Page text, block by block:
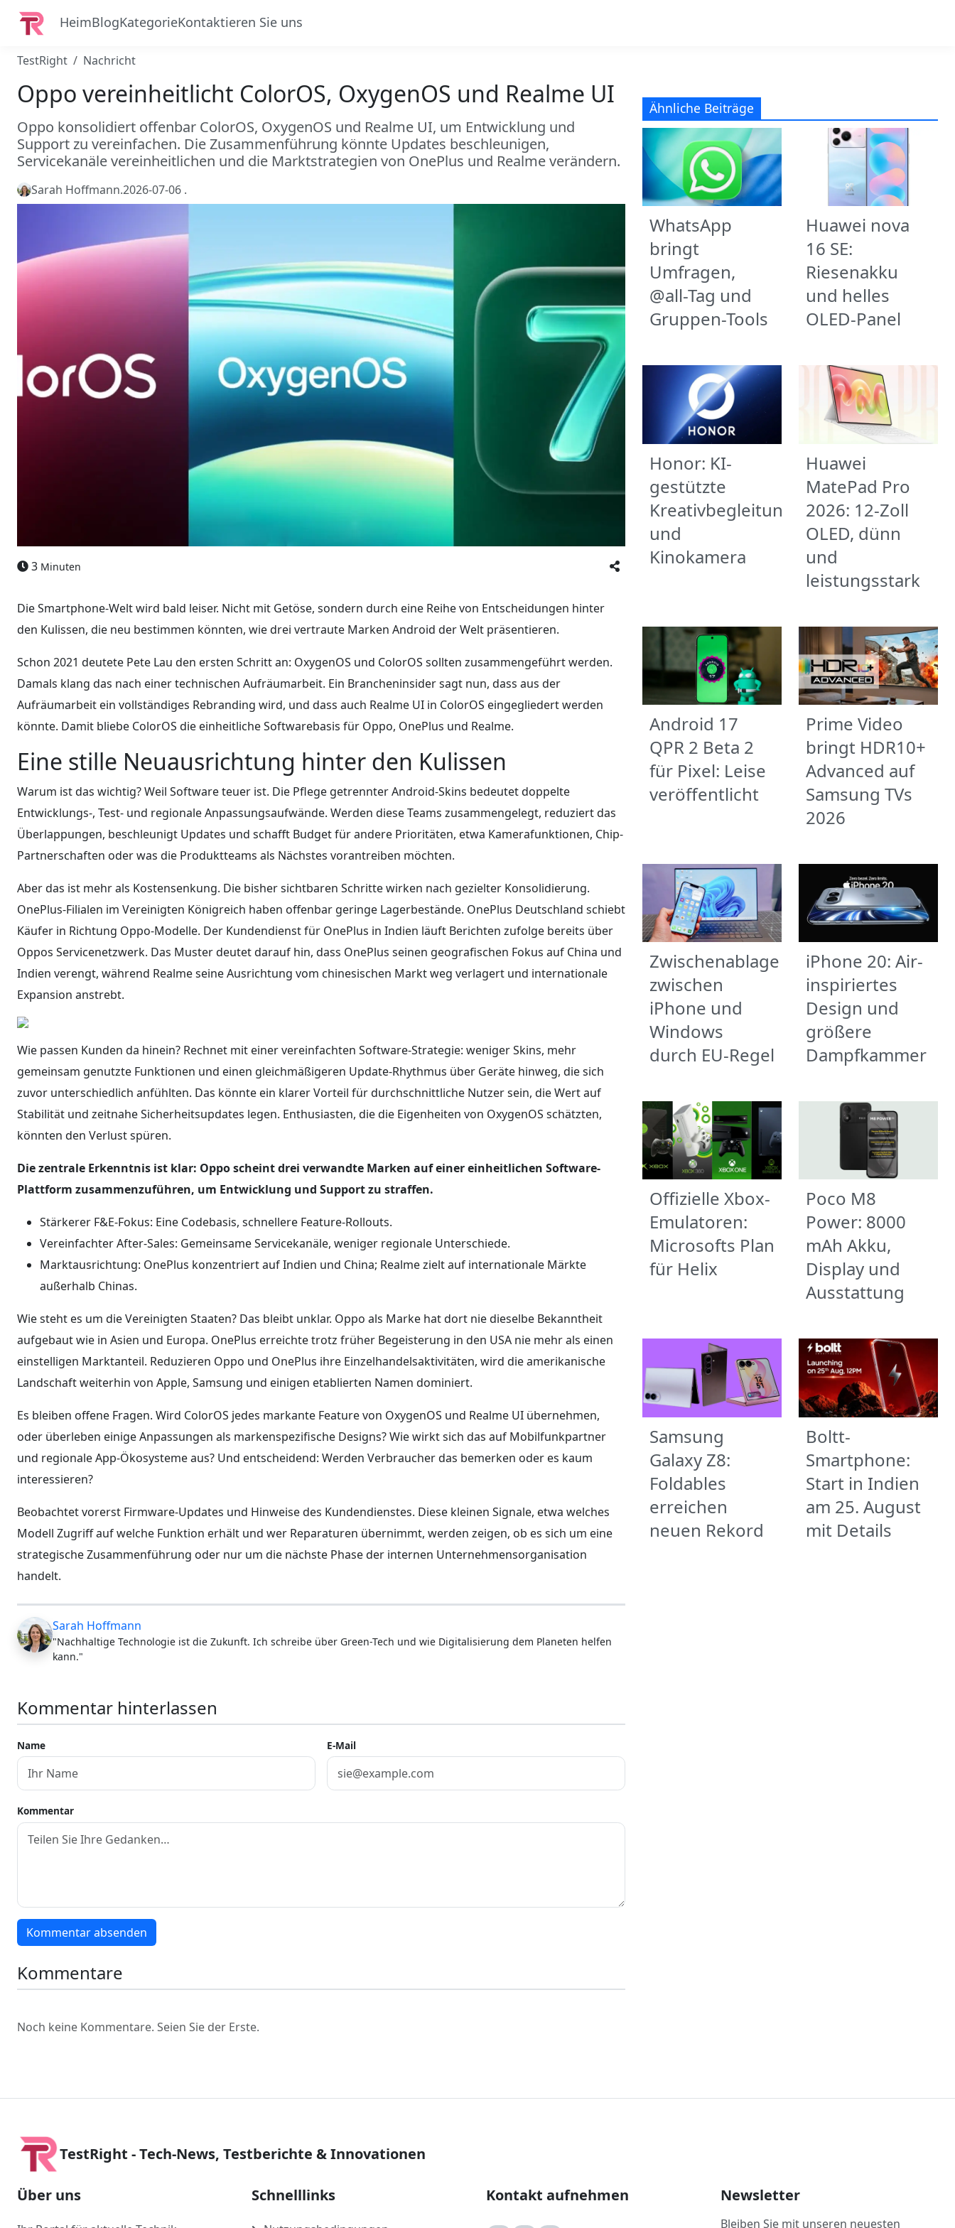
HeimBlogKategorieKontaktieren Sie uns
TestRight Nachricht
Oppo vereinheitlicht ColorOS, OxygenOS und Realme UI
Oppo konsolidiert offenbar ColorOS, OxygenOS und Realme UI, um Entwicklung und
Support zu vereinfachen. Die Zusammenführung könnte Updates beschleunigen,
Servicekanäle vereinheitlichen und die Marktstrategien von OnePlus und Realme verändern.
Sarah Hoffmann.2026-07-06 .
3 Minuten
Die Smartphone-Welt wird bald leiser. Nicht mit Getöse, sondern durch eine Reihe von Entscheidungen hinter
den Kulissen, die neu bestimmen könnten, wie drei vertraute Marken Android der Welt präsentieren.
Schon 2021 deutete Pete Lau den ersten Schritt an: OxygenOS und ColorOS sollten zusammengeführt werden.
Damals klang das nach einer technischen Aufräumarbeit. Ein Brancheninsider sagt nun, dass aus der
Aufräumarbeit ein vollständiges Rebranding wird, und dass auch Realme UI in ColorOS eingegliedert werden
könnte. Damit bliebe ColorOS die einheitliche Softwarebasis für Oppo, OnePlus und Realme.
Eine stille Neuausrichtung hinter den Kulissen
Warum ist das wichtig? Weil Software teuer ist. Die Pflege getrennter Android-Skins bedeutet doppelte
Entwicklungs-, Test- und regionale Anpassungsaufwände. Werden diese Teams zusammengelegt, reduziert das
Überlappungen, beschleunigt Updates und schafft Budget für andere Prioritäten, etwa Kamerafunktionen, Chip-
Partnerschaften oder was die Produktteams als Nächstes vorantreiben möchten.
Aber das ist mehr als Kostensenkung. Die bisher sichtbaren Schritte wirken nach gezielter Konsolidierung.
OnePlus-Filialen im Vereinigten Königreich haben offenbar geringe Lagerbestände. OnePlus Deutschland schiebt
Käufer in Richtung Oppo-Modelle. Der Kundendienst für OnePlus in Indien läuft Berichten zufolge bereits über
Oppos Servicenetzwerk. Das Muster deutet darauf hin, dass OnePlus seinen geografischen Fokus auf China und
Indien verengt, während Realme seine Ausrichtung vom chinesischen Markt weg verlagert und internationale
Expansion anstrebt.
Wie passen Kunden da hinein? Rechnet mit einer vereinfachten Software-Strategie: weniger Skins, mehr
gemeinsam genutzte Funktionen und einen gleichmäßigeren Update-Rhythmus über Geräte hinweg, die sich
zuvor unterschiedlich anfühlten. Das könnte ein klarer Vorteil für durchschnittliche Nutzer sein, die Wert auf
Stabilität und zeitnahe Sicherheitsupdates legen. Enthusiasten, die die Eigenheiten von OxygenOS schätzten,
könnten den Verlust spüren.
Die zentrale Erkenntnis ist klar: Oppo scheint drei verwandte Marken auf einer einheitlichen Software-
Plattform zusammenzuführen, um Entwicklung und Support zu straffen.
Stärkerer F&E-Fokus: Eine Codebasis, schnellere Feature-Rollouts.
Vereinfachter After-Sales: Gemeinsame Servicekanäle, weniger regionale Unterschiede.
Marktausrichtung: OnePlus konzentriert auf Indien und China; Realme zielt auf internationale Märkte
außerhalb Chinas.
Wie steht es um die Vereinigten Staaten? Das bleibt unklar. Oppo als Marke hat dort nie dieselbe Bekanntheit
aufgebaut wie in Asien und Europa. OnePlus erreichte trotz früher Begeisterung in den USA nie mehr als einen
einstelligen Marktanteil. Reduzieren Oppo und OnePlus ihre Einzelhandelsaktivitäten, wird die amerikanische
Landschaft weiterhin von Apple, Samsung und einigen etablierten Namen dominiert.
Es bleiben offene Fragen. Wird ColorOS jedes markante Feature von OxygenOS und Realme UI übernehmen,
oder überleben einige Anpassungen als markenspezifische Designs? Wie wirkt sich das auf Mobilfunkpartner
und regionale App-Ökosysteme aus? Und entscheidend: Werden Verbraucher das bemerken oder es kaum
interessieren?
Beobachtet vorerst Firmware-Updates und Hinweise des Kundendienstes. Diese kleinen Signale, etwa welches
Modell Zugriff auf welche Funktion erhält und wer Reparaturen übernimmt, werden zeigen, ob es sich um eine
strategische Zusammenführung oder nur um die nächste Phase der internen Unternehmensorganisation
handelt.
Sarah Hoffmann
"Nachhaltige Technologie ist die Zukunft. Ich schreibe über Green-Tech und wie Digitalisierung dem Planeten helfen
kann."
Kommentar hinterlassen
Name E-Mail
Kommentar
Kommentar absenden
Kommentare
Noch keine Kommentare. Seien Sie der Erste.
Ähnliche Beiträge
WhatsApp
bringt
Umfragen,
@all-Tag und
Gruppen-Tools
Huawei nova
16 SE:
Riesenakku
und helles
OLED-Panel
Honor: KI-
gestützte
Kreativbegleitung
und
Kinokamera
Huawei
MatePad Pro
2026: 12-Zoll
OLED, dünn
und
leistungsstark
Android 17
QPR 2 Beta 2
für Pixel: Leise
veröffentlicht
Prime Video
bringt HDR10+
Advanced auf
Samsung TVs
2026
Zwischenablage
zwischen
iPhone und
Windows
durch EU-Regel
iPhone 20: Air-
inspiriertes
Design und
größere
Dampfkammer
Offizielle Xbox-
Emulatoren:
Microsofts Plan
für Helix
Poco M8
Power: 8000
mAh Akku,
Display und
Ausstattung
Samsung
Galaxy Z8:
Foldables
erreichen
neuen Rekord
Boltt-
Smartphone:
Start in Indien
am 25. August
mit Details
TestRight - Tech-News, Testberichte & Innovationen
Über uns Schnelllinks Kontakt aufnehmen Newsletter
Bleiben Sie mit unseren neuesten